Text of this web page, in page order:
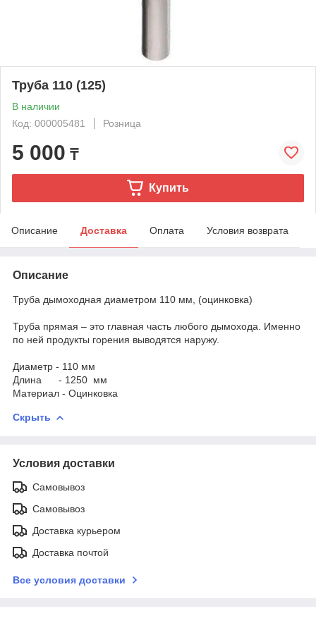
Труба 110 (125)
В наличии
Код: 000005481
Розница
5 000 ₸
Купить
Описание Доставка Оплата Условия возврата
Описание
Труба дымоходная диаметром 110 мм, (оцинковка)
Труба прямая – это главная часть любого дымохода. Именно
по ней продукты горения выводятся наружу.
Диаметр - 110 мм
Длина - 1250 мм
Материал - Оцинковка
Скрыть
Условия доставки
Самовывоз
Самовывоз
Доставка курьером
Доставка почтой
Все условия доставки